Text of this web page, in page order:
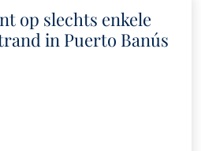
op slechts enkele
in Puerto Banús